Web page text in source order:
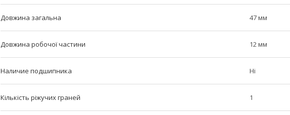
Довжина загальна 47 мм
Довжина робочої частини 12 мм
Наличие подшипника Ні
Кількість ріжучих граней 1